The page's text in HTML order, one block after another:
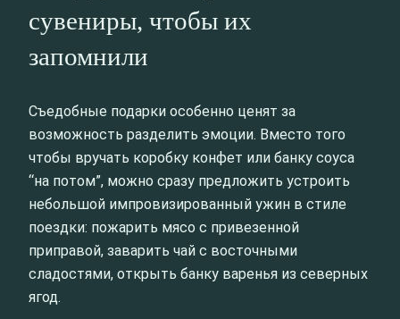
сувениры, чтобы их
запомнили
Съедобные подарки особенно ценят за
возможность разделить эмоции. Вместо того
чтобы вручать коробку конфет или банку соуса
“на потом”, можно сразу предложить устроить
небольшой импровизированный ужин в стиле
поездки: пожарить мясо с привезенной
приправой, заварить чай с восточными
сладостями, открыть банку варенья из северных
ягод.